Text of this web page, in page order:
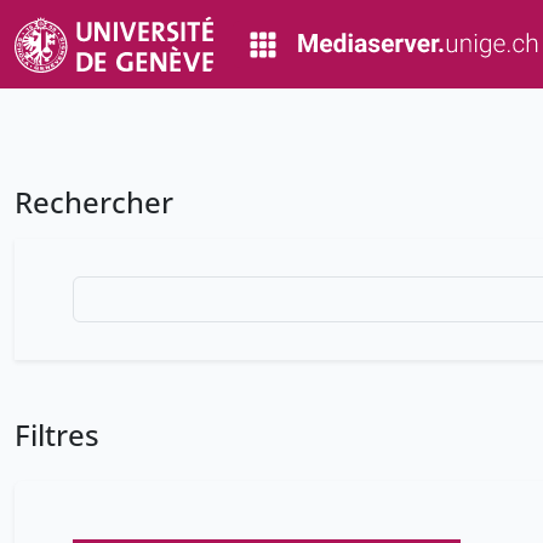
Rechercher
Filtres